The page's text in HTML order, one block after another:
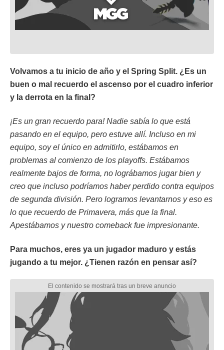
Volvamos a tu inicio de año y el Spring Split. ¿Es un
buen o mal recuerdo el ascenso por el cuadro inferior
y la derrota en la final?
¡Es un gran recuerdo para! Nadie sabía lo que está
pasando en el equipo, pero estuve allí. Incluso en mi
equipo, soy el único en admitirlo, estábamos en
problemas al comienzo de los playoffs. Estábamos
realmente bajos de forma, no lográbamos jugar bien y
creo que incluso podríamos haber perdido contra equipos
de segunda división. Pero logramos levantarnos y eso es
lo que recuerdo de Primavera, más que la final.
Apestábamos y nuestro comeback fue impresionante.
Para muchos, eres ya un jugador maduro y estás
jugando a tu mejor. ¿Tienen razón en pensar así?